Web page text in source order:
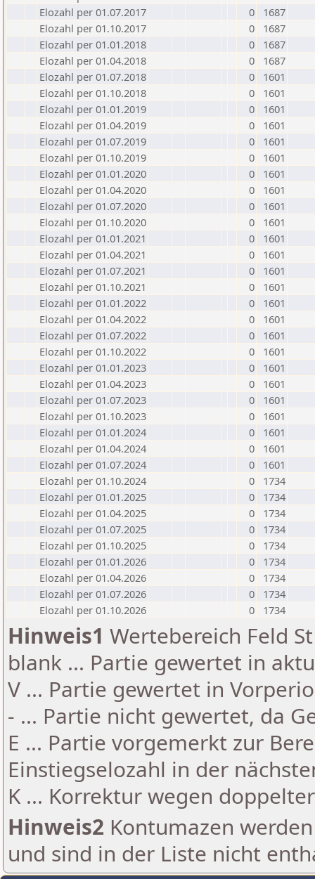
Elozahl per 01.07.2017
0
1687
Elozahl per 01.10.2017
0
1687
Elozahl per 01.01.2018
0
1687
Elozahl per 01.04.2018
0
1687
Elozahl per 01.07.2018
0
1601
Elozahl per 01.10.2018
0
1601
Elozahl per 01.01.2019
0
1601
Elozahl per 01.04.2019
0
1601
Elozahl per 01.07.2019
0
1601
Elozahl per 01.10.2019
0
1601
Elozahl per 01.01.2020
0
1601
Elozahl per 01.04.2020
0
1601
Elozahl per 01.07.2020
0
1601
Elozahl per 01.10.2020
0
1601
Elozahl per 01.01.2021
0
1601
Elozahl per 01.04.2021
0
1601
Elozahl per 01.07.2021
0
1601
Elozahl per 01.10.2021
0
1601
Elozahl per 01.01.2022
0
1601
Elozahl per 01.04.2022
0
1601
Elozahl per 01.07.2022
0
1601
Elozahl per 01.10.2022
0
1601
Elozahl per 01.01.2023
0
1601
Elozahl per 01.04.2023
0
1601
Elozahl per 01.07.2023
0
1601
Elozahl per 01.10.2023
0
1601
Elozahl per 01.01.2024
0
1601
Elozahl per 01.04.2024
0
1601
Elozahl per 01.07.2024
0
1601
Elozahl per 01.10.2024
0
1734
Elozahl per 01.01.2025
0
1734
Elozahl per 01.04.2025
0
1734
Elozahl per 01.07.2025
0
1734
Elozahl per 01.10.2025
0
1734
Elozahl per 01.01.2026
0
1734
Elozahl per 01.04.2026
0
1734
Elozahl per 01.07.2026
0
1734
Elozahl per 01.10.2026
0 1734
Hinweis1 Wertebereich Feld
blank ... Partie gewertet in
V ... Partie gewertet in
- ... Partie nicht gewertet, da
E ... Partie vorgemerkt zur
Einstiegselozahl in der
K ... Korrektur wegen
Hinweis2 Kontumazen
und sind in der Liste nicht